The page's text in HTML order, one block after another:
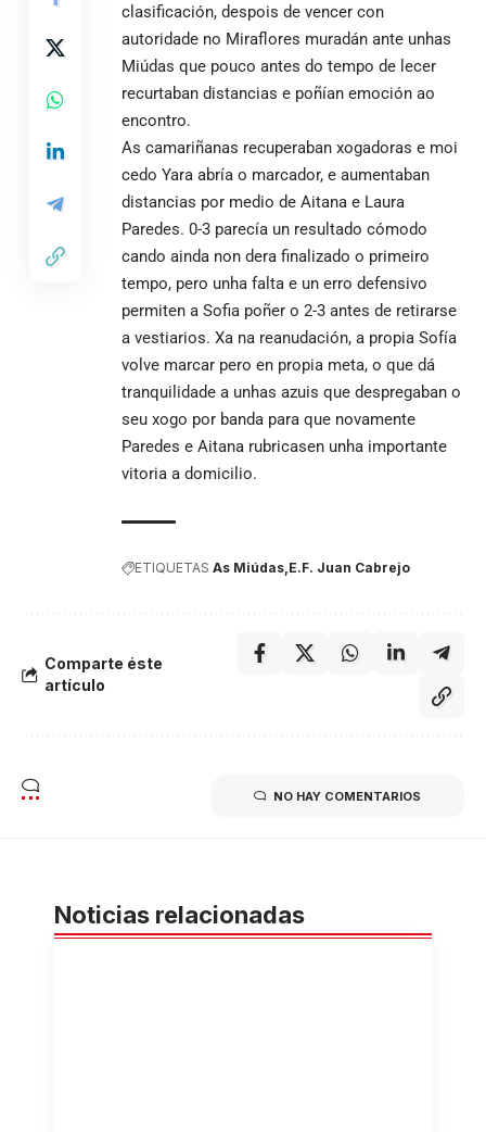
clasificación, despois de vencer con
autoridade no Miraflores muradán ante unhas
Miúdas que pouco antes do tempo de lecer
recurtaban distancias e poñían emoción ao
encontro.
As camariñanas recuperaban xogadoras e moi
cedo Yara abría o marcador, e aumentaban
distancias por medio de Aitana e Laura
Paredes. 0-3 parecía un resultado cómodo
cando ainda non dera finalizado o primeiro
tempo, pero unha falta e un erro defensivo
permiten a Sofia poñer o 2-3 antes de retirarse
a vestiarios. Xa na reanudación, a propia Sofía
volve marcar pero en propia meta, o que dá
tranquilidade a unhas azuis que despregaban o
seu xogo por banda para que novamente
Paredes e Aitana rubricasen unha importante
vitoria a domicilio.
ETIQUETAS As Miúdas E.F. Juan Cabrejo
Comparte éste
artículo
NO HAY COMENTARIOS
Noticias relacionadas